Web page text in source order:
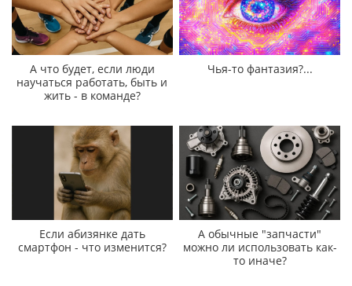
А что будет, если люди
научаться работать, быть и
жить - в команде?
Чья-то фантазия?...
Если абизянке дать
смартфон - что изменится?
А обычные "запчасти"
можно ли использовать как-
то иначе?